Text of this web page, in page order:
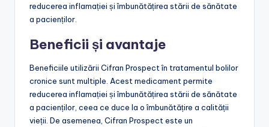
reducerea inflamației și îmbunătățirea stării de sănătate
a pacienților.
Beneficii și avantaje
Beneficiile utilizării Cifran Prospect în tratamentul bolilor
cronice sunt multiple. Acest medicament permite
reducerea inflamației și îmbunătățirea stării de sănătate
a pacienților, ceea ce duce la o îmbunătățire a calității
vieții. De asemenea, Cifran Prospect este un